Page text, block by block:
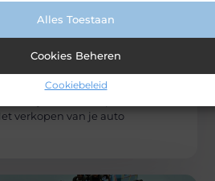
Alles Toestaan
Cookies Beheren
Cookiebeleid
AUTO’S EN MOTOREN
Zo haal je er het
verkopen van je auto